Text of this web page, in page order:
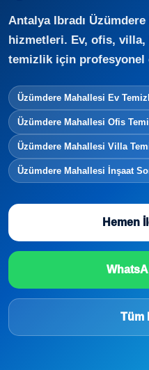
Antalya Ibradı
hizmetleri. Ev, ofis, villa,
temizlik için profesyonel
Üzümdere Mahallesi Ev
Üzümdere Mahallesi Ofis
Üzümdere Mahallesi Villa
Üzümdere Mahallesi İnşaat
Hemen
Tüm